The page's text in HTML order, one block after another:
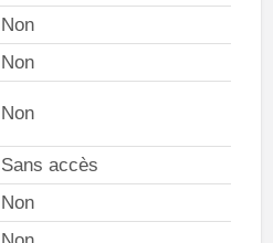
Non
Non
Non
Sans accès
Non